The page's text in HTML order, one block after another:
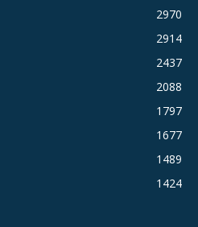
2970
2914
2437
2088
1797
1677
1489
1424